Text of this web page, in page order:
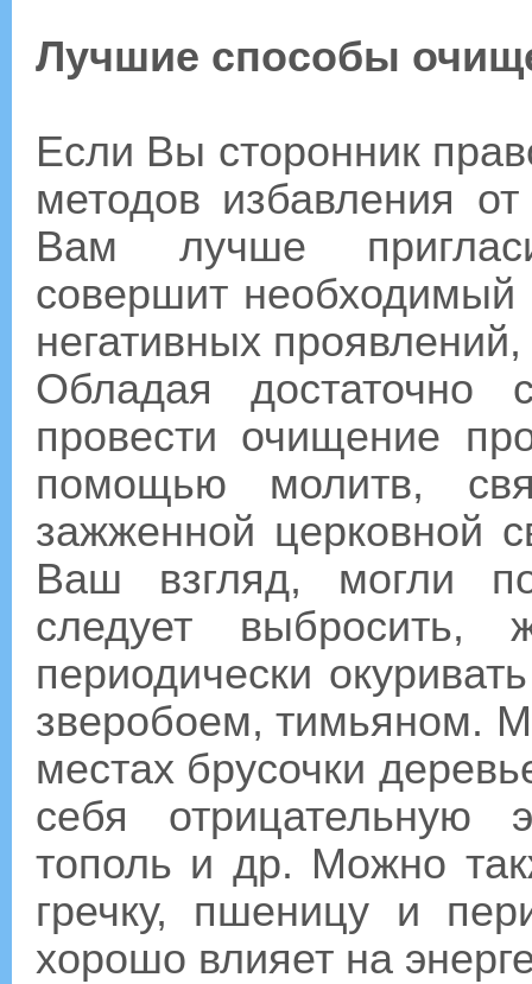
Лучшие способы
Если Вы сторонник
методов избавления
Вам лучше
совершит
негативных
Обладая
провести очищение
помощью молитв,
зажженной церковной
Ваш взгляд, могли
следует выбросить,
периодически
зверобоем, тимьяном.
местах брусочки
себя отрицательную
тополь и др. Можно
гречку, пшеницу и
хорошо влияет на